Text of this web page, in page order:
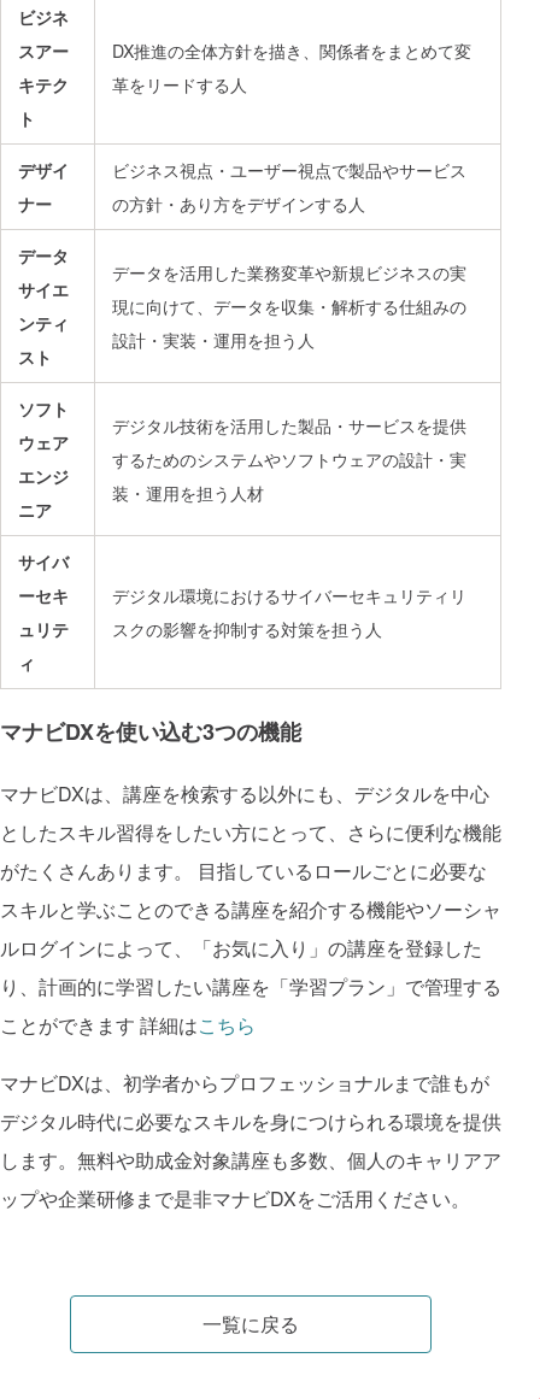
ビジネ
スアー
キテク
ト
DX推進の全体方針を描き、関係者をまとめて変
革をリードする人
デザイ
ナー
ビジネス視点・ユーザー視点で製品やサービス
の方針・あり方をデザインする人
データ
サイエ
ンティ
スト
データを活用した業務変革や新規ビジネスの実
現に向けて、データを収集・解析する仕組みの
設計・実装・運用を担う人
ソフト
ウェア
エンジ
ニア
デジタル技術を活用した製品・サービスを提供
するためのシステムやソフトウェアの設計・実
装・運用を担う人材
サイバ
ーセキ
ュリテ
ィ
デジタル環境におけるサイバーセキュリティリ
スクの影響を抑制する対策を担う人
マナビDXを使い込む3つの機能
マナビDXは、講座を検索する以外にも、デジタルを中心
としたスキル習得をしたい方にとって、さらに便利な機能
がたくさんあります。 目指しているロールごとに必要な
スキルと学ぶことのできる講座を紹介する機能やソーシャ
ルログインによって、「お気に入り」の講座を登録した
り、計画的に学習したい講座を「学習プラン」で管理する
ことができます 詳細はこちら
マナビDXは、初学者からプロフェッショナルまで誰もが
デジタル時代に必要なスキルを身につけられる環境を提供
します。無料や助成金対象講座も多数、個人のキャリアア
ップや企業研修まで是非マナビDXをご活用ください。
一覧に戻る